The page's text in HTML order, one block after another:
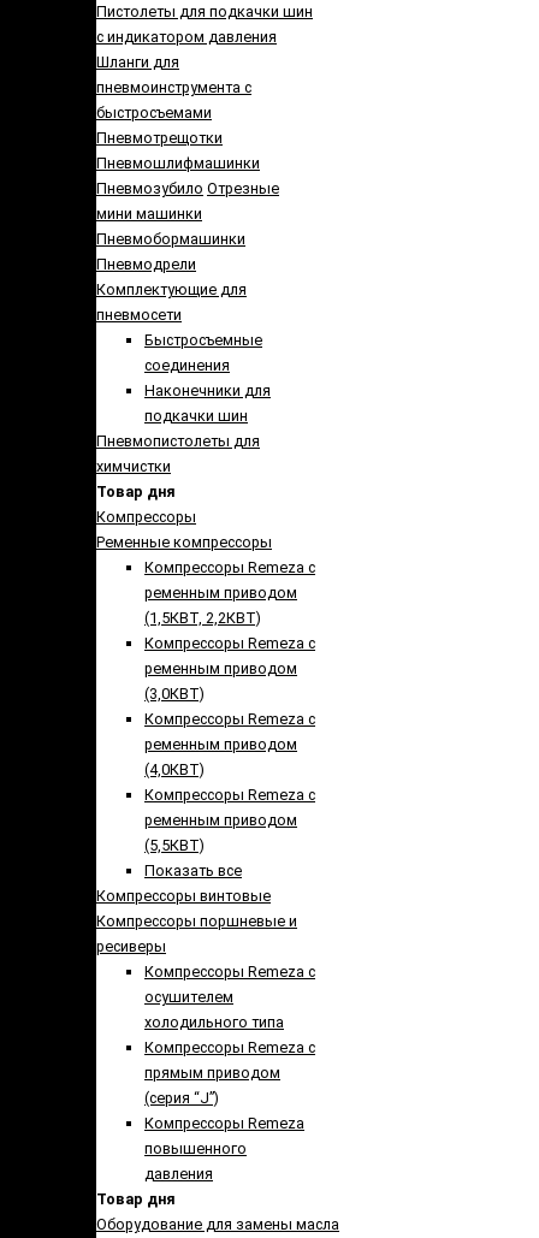
Пистолеты для подкачки шин
с индикатором давления
Шланги для
пневмоинструмента с
быстросъемами
Пневмотрещотки
Пневмошлифмашинки
Пневмозубило Отрезные
мини машинки
Пневмобормашинки
Пневмодрели
Комплектующие для
пневмосети
Быстросъемные
соединения
Наконечники для
подкачки шин
Пневмопистолеты для
химчистки
Товар дня
Компрессоры
Ременные компрессоры
Компрессоры Remeza с
ременным приводом
(1,5КВТ, 2,2КВТ)
Компрессоры Remeza с
ременным приводом
(3,0КВТ)
Компрессоры Remeza с
ременным приводом
(4,0КВТ)
Компрессоры Remeza с
ременным приводом
(5,5КВТ)
Показать все
Компрессоры винтовые
Компрессоры поршневые и
ресиверы
Компрессоры Remeza с
осушителем
холодильного типа
Компрессоры Remeza с
прямым приводом
(серия “J”)
Компрессоры Remeza
повышенного
давления
Товар дня
Оборудование для замены масла